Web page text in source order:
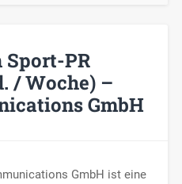
PR
/ Woche) –
GmbH
GmbH ist eine